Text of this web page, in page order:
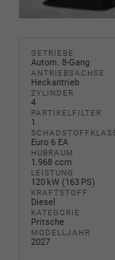
GETRIEBE
Autom. 8-Gang
ANTRIEBSACHSE
Heckantrieb
ZYLINDER
4
PARTIKELFILTER
1
Euro 6 EA
HUBRAUM
1.968 ccm
LEISTUNG
120 kW (163 PS)
KRAFTSTOFF
Diesel
KATEGORIE
Pritsche
MODELLJAHR
2027